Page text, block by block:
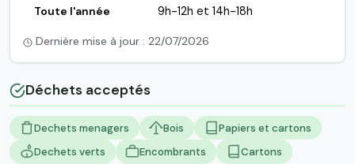
Toute l'année 9h-12h et 14h-18h
Dernière mise à jour : 22/07/2026
Déchets acceptés
Dechets menagers Bois
Papiers et cartons
Dechets verts
Encombrants
Cartons